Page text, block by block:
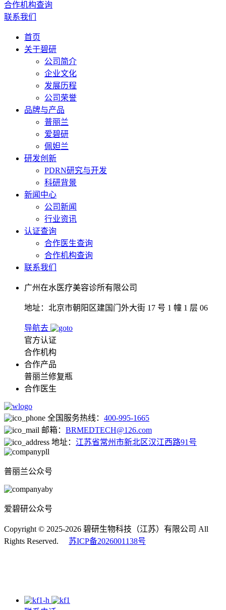
合作机构查询
联系我们
首页
关于碧研
公司简介
企业文化
发展历程
公司荣誉
品牌与产品
普丽兰
爱碧研
佩妲兰
研发创新
PDRN研究与开发
科研背景
新闻中心
公司新闻
行业资讯
认证查询
合作医生查询
合作机构查询
联系我们
广州在水医疗美容诊所有限公司
地址：北京市朝阳区建国门外大街 17 号 1 幢 1 层 06
导航去
官方认证
合作机构
合作产品
普丽兰修复瓶
合作医生
全国服务热线： 400-995-1665
邮箱： BRMEDTECH@126.com
地址： 江苏省常州市新北区汉江西路91号
普丽兰公众号
爱碧研公众号
Copyright © 2025-2026 碧研生物科技（江苏）有限公司 All
Rights Reserved. 苏ICP备2026001138号